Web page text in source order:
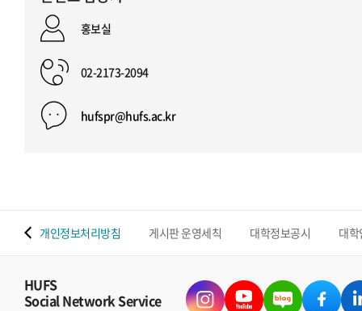
홍보실
02-2173-2094
hufspr@hufs.ac.kr
개인정보처리방침 게시판 운영세칙 대학정보공시 대
HUFS
Social Network Service